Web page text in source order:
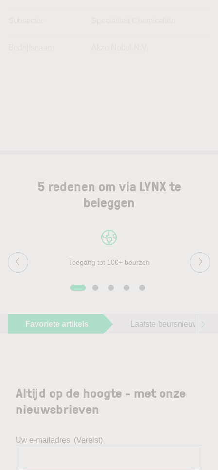
5 redenen om via LYNX te
beleggen
Toegang tot 100+ beurzen
Favoriete artikels Laatste beursnieuws
Altijd op de hoogte - met onze
nieuwsbrieven
Uw e-mailadres (Vereist)